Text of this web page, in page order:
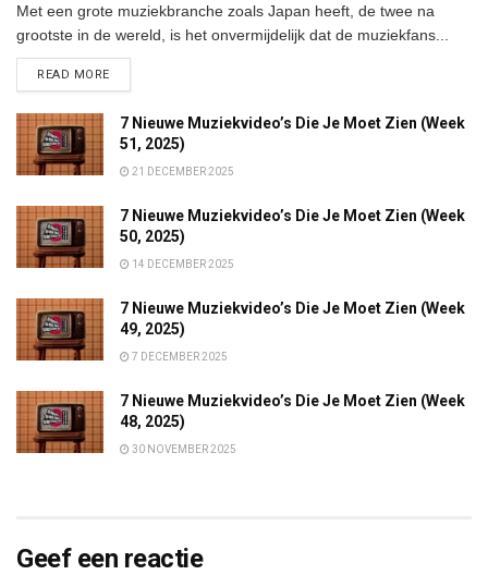
Met een grote muziekbranche zoals Japan heeft, de twee na
grootste in de wereld, is het onvermijdelijk dat de muziekfans...
READ MOREDETAILS
7 Nieuwe Muziekvideo’s Die Je Moet Zien (Week
51, 2025)
21 DECEMBER 2025
7 Nieuwe Muziekvideo’s Die Je Moet Zien (Week
50, 2025)
14 DECEMBER 2025
7 Nieuwe Muziekvideo’s Die Je Moet Zien (Week
49, 2025)
7 DECEMBER 2025
7 Nieuwe Muziekvideo’s Die Je Moet Zien (Week
48, 2025)
30 NOVEMBER 2025
Geef een reactie